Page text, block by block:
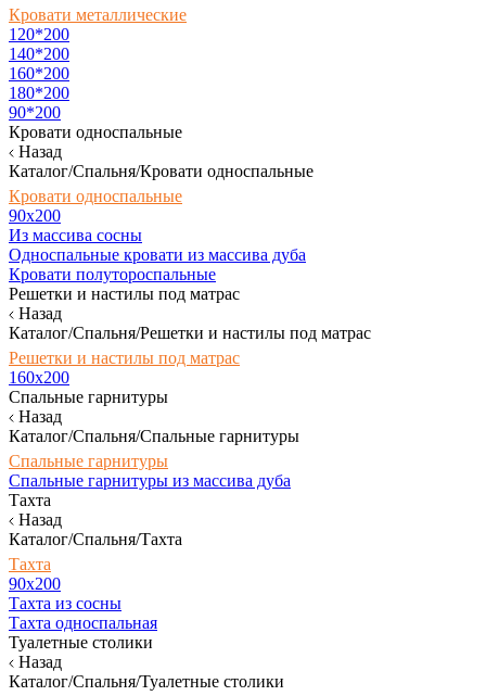
Кровати металлические
120*200
140*200
160*200
180*200
90*200
Кровати односпальные
Назад
Каталог/Спальня/Кровати односпальные
Кровати односпальные
90х200
Из массива сосны
Односпальные кровати из массива дуба
Кровати полутороспальные
Решетки и настилы под матрас
Назад
Каталог/Спальня/Решетки и настилы под матрас
Решетки и настилы под матрас
160х200
Спальные гарнитуры
Назад
Каталог/Спальня/Спальные гарнитуры
Спальные гарнитуры
Спальные гарнитуры из массива дуба
Тахта
Назад
Каталог/Спальня/Тахта
Тахта
90х200
Тахта из сосны
Тахта односпальная
Туалетные столики
Назад
Каталог/Спальня/Туалетные столики